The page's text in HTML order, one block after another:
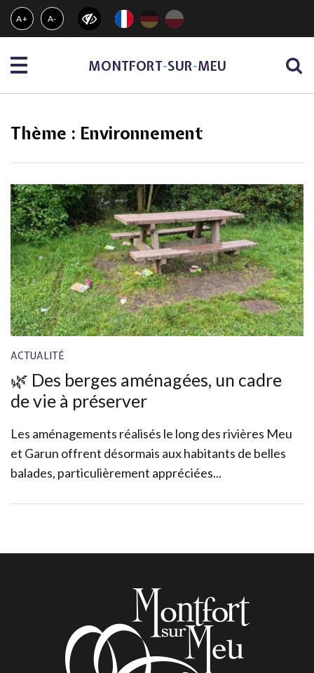
Gestion des traceurs
A+ A-
Menu MONTFORT-SUR-MEU
Thème : Environnement
ACTUALITÉ
🌿 Des berges aménagées, un cadre
de vie à préserver
Les aménagements réalisés le long des rivières Meu
et Garun offrent désormais aux habitants de belles
balades, particulièrement appréciées...